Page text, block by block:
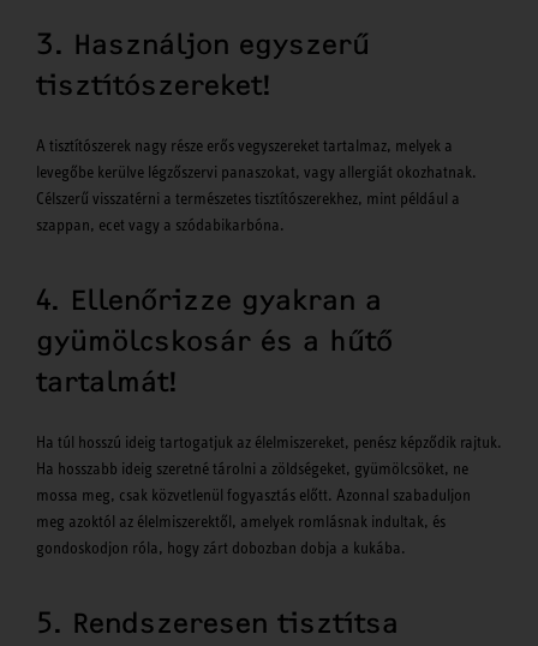
3. Használjon egyszerű
tisztítószereket!
A tisztítószerek nagy része erős vegyszereket tartalmaz, melyek a
levegőbe kerülve légzőszervi panaszokat, vagy allergiát okozhatnak.
Célszerű visszatérni a természetes tisztítószerekhez, mint például a
szappan, ecet vagy a szódabikarbóna.
4. Ellenőrizze gyakran a
gyümölcskosár és a hűtő
tartalmát!
Ha túl hosszú ideig tartogatjuk az élelmiszereket, penész képződik rajtuk.
Ha hosszabb ideig szeretné tárolni a zöldségeket, gyümölcsöket, ne
mossa meg, csak közvetlenül fogyasztás előtt. Azonnal szabaduljon
meg azoktól az élelmiszerektől, amelyek romlásnak indultak, és
gondoskodjon róla, hogy zárt dobozban dobja a kukába.
5. Rendszeresen tisztítsa